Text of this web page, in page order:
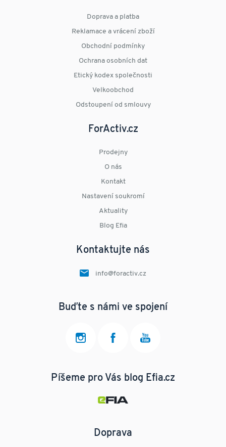
Doprava a platba
Reklamace a vrácení zboží
Obchodní podmínky
Ochrana osobních dat
Etický kodex společnosti
Velkoobchod
Odstoupení od smlouvy
ForActiv.cz
Prodejny
O nás
Kontakt
Nastavení soukromí
Aktuality
Blog Efia
Kontaktujte nás
info@foractiv.cz
Buďte s námi ve spojení
Píšeme pro Vás blog Efia.cz
Doprava